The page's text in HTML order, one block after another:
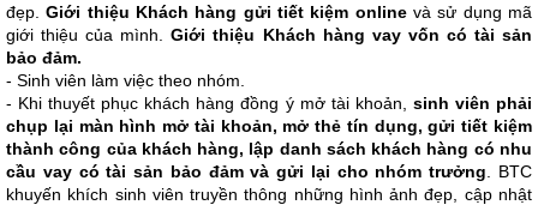
đẹp.Giới thiệu Khách hàng gửi tiết kiệm onlinevà sử dụng mã
giới thiệu của mình.Giới thiệu Khách hàng vay vốn có tài sản
bảo đảm.
- Sinh viên làm việc theo nhóm.
- Khi thuyết phục khách hàng đồng ý mở tài khoản, sinh viên phải
chụp lại màn hình mở tài khoản, mở thẻ tín dụng, gửi tiết kiệm
thành công của khách hàng, lập danh sách khách hàng có nhu
cầu vay có tài sản bảo đảm và gửi lại cho nhóm trưởng . BTC
khuyến khích sinh viên truyền thông những hình ảnh đẹp, cập nhật